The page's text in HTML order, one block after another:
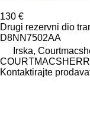
130 €
Drugi rezervni dio
D8NN7502AA
Irska,
Kontaktirajte